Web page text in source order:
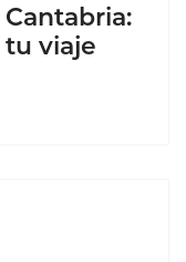
viaje